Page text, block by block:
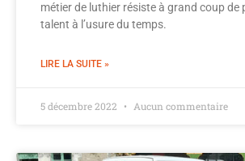
métier de luthier résiste à grand coup de
talent à l’usure du temps.
LIRE LA SUITE »
5 décembre 2022 Aucun commentaire